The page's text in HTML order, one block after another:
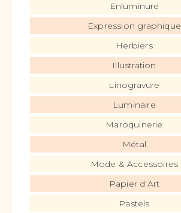
Enluminure
Expression graphique
Herbiers
Illustration
Linogravure
Luminaire
Maroquinerie
Métal
Mode & Accessoires
Papier d’Art
Pastels